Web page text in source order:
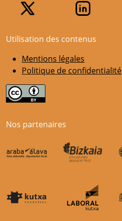
Utilisation des contenus
Mentions légales
Politique de confidentialité
Nos partenaires